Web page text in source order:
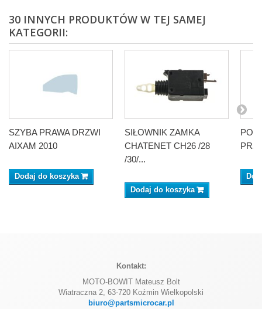
30 INNYCH PRODUKTÓW W TEJ SAMEJ
KATEGORII:
SZYBA PRAWA DRZWI
AIXAM 2010
Dodaj do koszyka
SIŁOWNIK ZAMKA
CHATENET CH26 /28
/30/...
Dodaj do koszyka
Kontakt:
MOTO-BOWIT Mateusz Bolt
Wiatraczna 2, 63-720 Koźmin Wielkopolski
biuro@partsmicrocar.pl